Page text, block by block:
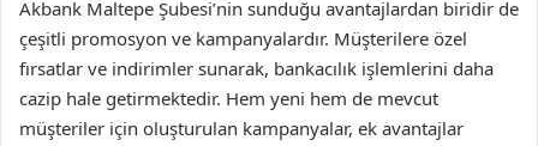
Akbank Maltepe Şubesi’nin sunduğu avantajlardan biridir de
çeşitli promosyon ve kampanyalardır. Müşterilere özel
fırsatlar ve indirimler sunarak, bankacılık işlemlerini daha
cazip hale getirmektedir. Hem yeni hem de mevcut
müşteriler için oluşturulan kampanyalar, ek avantajlar